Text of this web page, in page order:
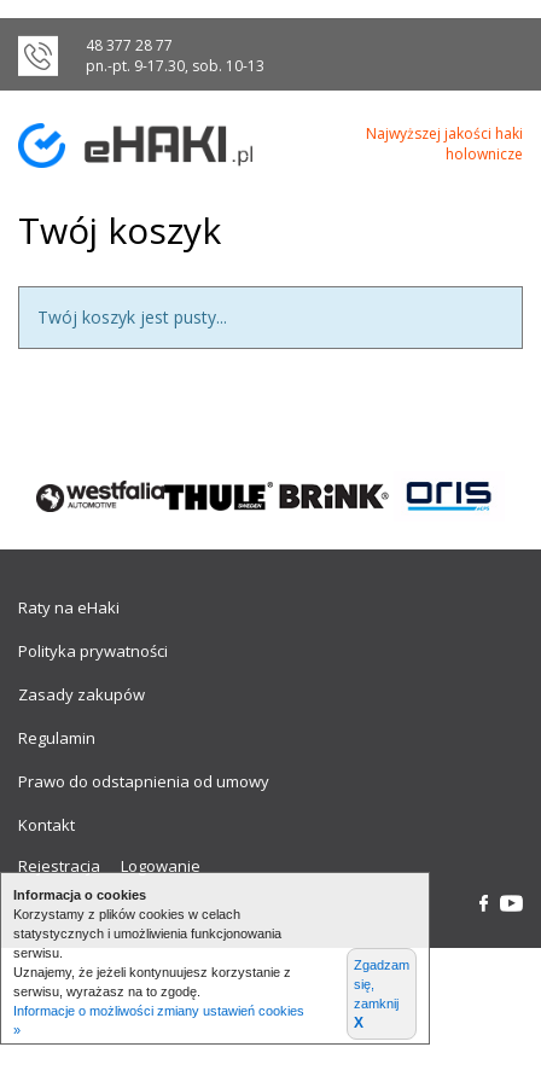
Informacja o cookies
Korzystamy z plików cookies w celach
statystycznych i umożliwienia funkcjonowania
serwisu.
Uznajemy, że jeżeli kontynuujesz korzystanie z
serwisu, wyrażasz na to zgodę.
Informacje o możliwości zmiany ustawień cookies
»
Zgadzam
się,
zamknij
X
48 377 28 77
pn.-pt. 9-17.30, sob. 10-13
Najwyższej jakości haki
holownicze
Twój koszyk
Twój koszyk jest pusty...
Raty na eHaki
Polityka prywatności
Zasady zakupów
Regulamin
Prawo do odstapnienia od umowy
Kontakt
Rejestracja
Logowanie